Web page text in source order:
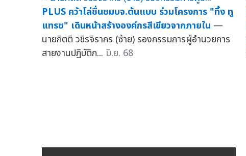
PLUS คว้าโล่ชื่นชมบจ.ต้นแบบ ร่วมโครงการ "ทิ้ง ทู
แทรช" เดินหน้าสร้างองค์กรสีเขียวจากภายใน —
นายกิตติ วชิรจิรากร (ซ้าย) รองกรรมการผู้อำนวยการ
สายงานปฏิบัติก... มิ.ย. 68